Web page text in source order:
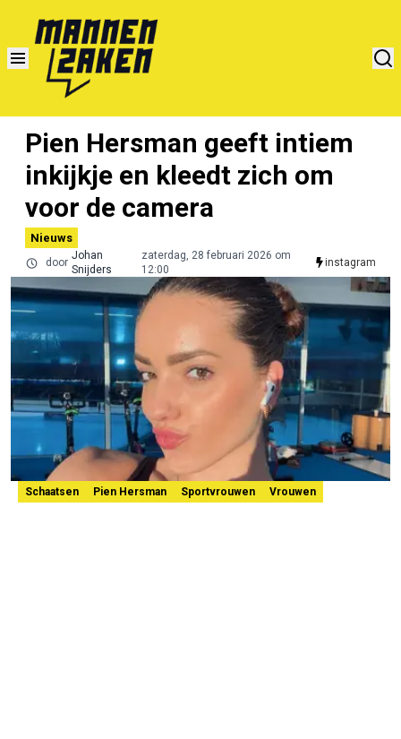
Pien Hersman geeft intiem
inkijkje en kleedt zich om
voor de camera
Nieuws
door
Johan
Snijders
zaterdag, 28 februari 2026 om
12:00
instagram
Schaatsen Pien Hersman Sportvrouwen Vrouwen